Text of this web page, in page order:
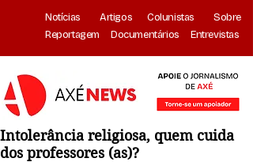
Notícias Artigos Colunistas
Sobre
Reportagem
Documentários Entrevistas
Intolerância religiosa, quem cuida
dos professores (as)?